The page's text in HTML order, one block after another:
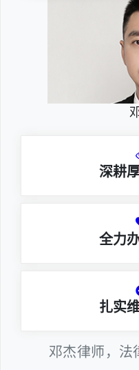
深耕
全力
扎实
邓杰律师，法